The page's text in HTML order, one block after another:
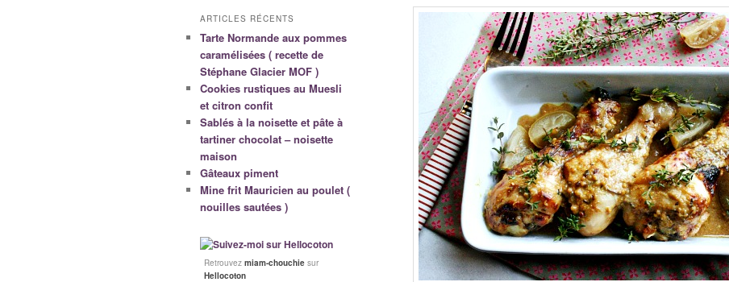
ARTICLES RÉCENTS
Tarte Normande aux pommes
caramélisées ( recette de
Stéphane Glacier MOF )
Cookies rustiques au Muesli
et citron confit
Sablés à la noisette et pâte à
tartiner chocolat – noisette
maison
Gâteaux piment
Mine frit Mauricien au poulet (
nouilles sautées )
Retrouvez miam-chouchie sur
Hellocoton